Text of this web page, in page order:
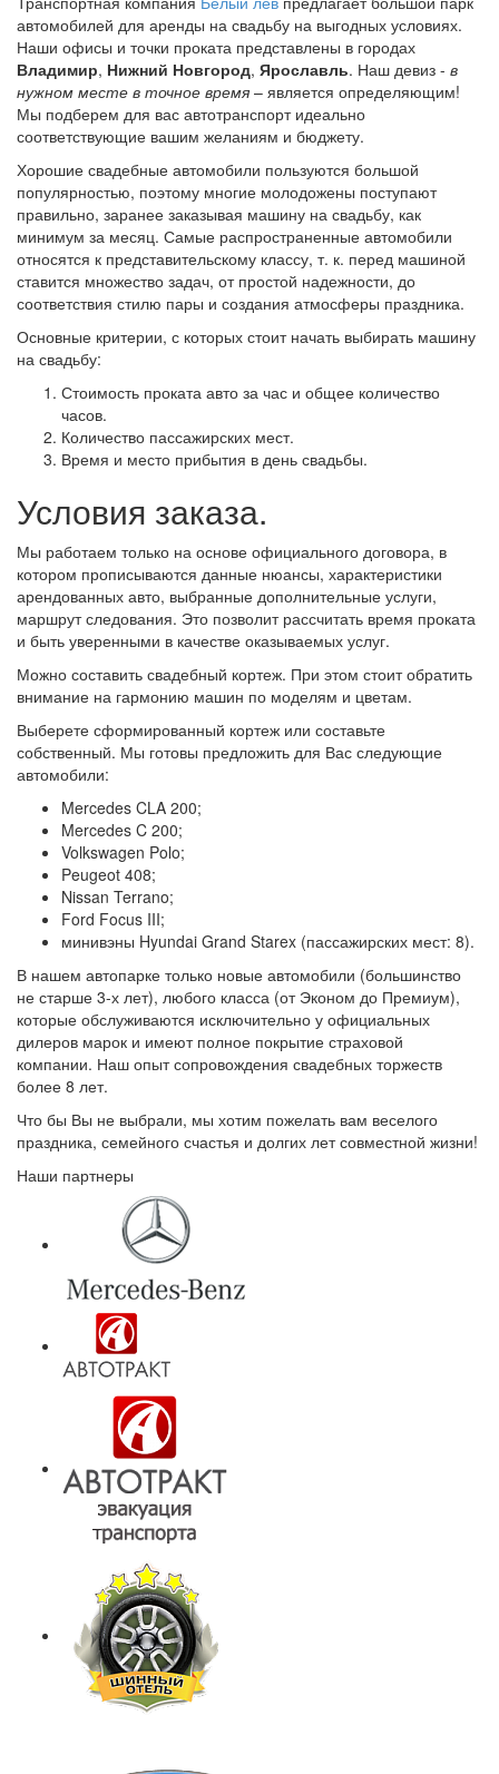
автомобилей для аренды на свадьбу на выгодных условиях.
Наши офисы и точки проката представлены в городах
Владимир, Нижний Новгород, Ярославль. Наш девиз - в
нужном месте в точное время – является определяющим!
Мы подберем для вас автотранспорт идеально
соответствующие вашим желаниям и бюджету.
Хорошие свадебные автомобили пользуются большой
популярностью, поэтому многие молодожены поступают
правильно, заранее заказывая машину на свадьбу, как
минимум за месяц. Самые распространенные автомобили
относятся к представительскому классу, т. к. перед машиной
ставится множество задач, от простой надежности, до
соответствия стилю пары и создания атмосферы праздника.
Основные критерии, с которых стоит начать выбирать машину
на свадьбу:
Стоимость проката авто за час и общее количество
часов.
Количество пассажирских мест.
Время и место прибытия в день свадьбы.
Условия заказа.
Мы работаем только на основе официального договора, в
котором прописываются данные нюансы, характеристики
арендованных авто, выбранные дополнительные услуги,
маршрут следования. Это позволит рассчитать время проката
и быть уверенными в качестве оказываемых услуг.
Можно составить свадебный кортеж. При этом стоит обратить
внимание на гармонию машин по моделям и цветам.
Выберете сформированный кортеж или составьте
собственный. Мы готовы предложить для Вас следующие
автомобили:
Mercedes CLA 200;
Mercedes C 200;
Volkswagen Polo;
Peugeot 408;
Nissan Terrano;
Ford Focus III;
минивэны Hyundai Grand Starex (пассажирских мест: 8).
В нашем автопарке только новые автомобили (большинство
не старше 3-х лет), любого класса (от Эконом до Премиум),
которые обслуживаются исключительно у официальных
дилеров марок и имеют полное покрытие страховой
компании. Наш опыт сопровождения свадебных торжеств
более 8 лет.
Что бы Вы не выбрали, мы хотим пожелать вам веселого
праздника, семейного счастья и долгих лет совместной жизни!
Наши партнеры